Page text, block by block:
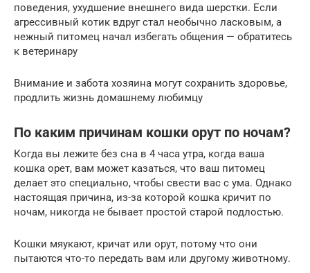
поведения, ухудшение внешнего вида шерстки. Если
агрессивный котик вдруг стал необычно ласковым, а
нежный питомец начал избегать общения — обратитесь
к ветеринару
Внимание и забота хозяина могут сохранить здоровье,
продлить жизнь домашнему любимцу
По каким причинам кошки орут ​​по ночам?
Когда вы лежите без сна в 4 часа утра, когда ваша
кошка орет, вам может казаться, что ваш питомец
делает это специально, чтобы свести вас с ума. Однако
настоящая причина, из-за которой кошка кричит по
ночам, никогда не бывает простой старой подлостью.
Кошки мяукают, кричат ​​или орут, потому что они
пытаются что-то передать вам или другому животному.